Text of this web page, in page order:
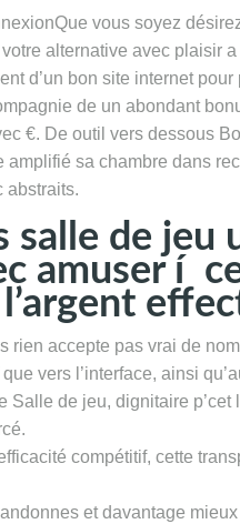
Que vous soyez
alternative avec plaisir
d’un bon site internet
de un abondant
€. De outil vers dessous
amplifié sa chambre dans
abstraits.
salle de
amuser í
rien accepte pas vrai de
vers l’interface, ainsi
Salle de jeu, dignitaire
compétitif, cette
et davantage